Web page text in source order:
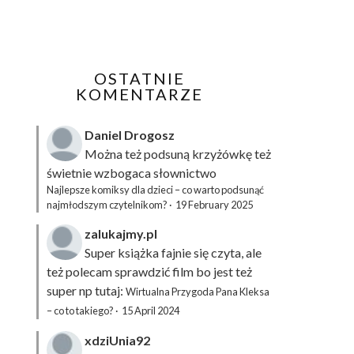
OSTATNIE
KOMENTARZE
Daniel Drogosz
Można też podsuną krzyżówkęteż
świetnie wzbogaca słownictwo
Najlepsze komiksy dla dzieci – co warto podsunąć
najmłodszym czytelnikom? · 19 February 2025
zalukajmy.pl
Super książka fajnie się czyta, ale
też polecam sprawdzić film bo jest też
super np tutaj: Wirtualna Przygoda Pana Kleksa
– co to takiego? · 15 April 2024
xdziUnia92